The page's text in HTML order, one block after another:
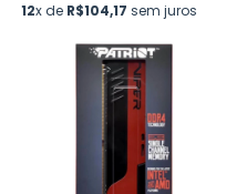
12x de R$104,17 sem juros